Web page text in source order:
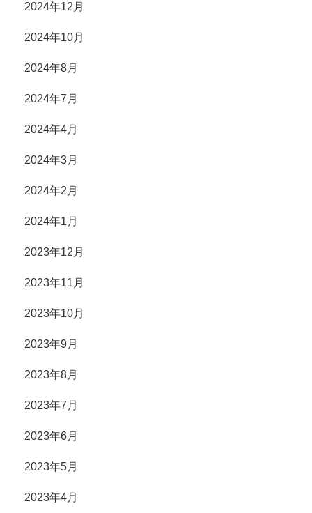
2024年12月
2024年10月
2024年8月
2024年7月
2024年4月
2024年3月
2024年2月
2024年1月
2023年12月
2023年11月
2023年10月
2023年9月
2023年8月
2023年7月
2023年6月
2023年5月
2023年4月